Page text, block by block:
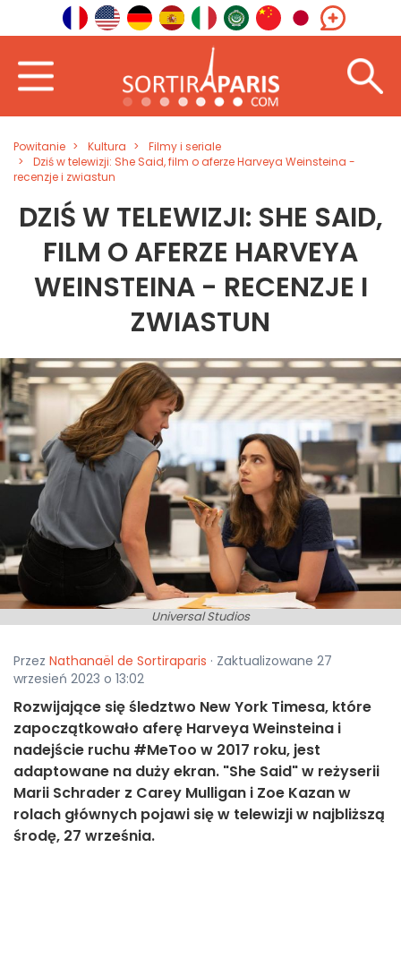
Powitanie Kultura
Filmy i seriale
Dziś w telewizji: She Said, film o aferze Harveya Weinsteina -
recenzje i zwiastun
DZIŚ W TELEWIZJI: SHE SAID,
FILM O AFERZE HARVEYA
WEINSTEINA - RECENZJE I
ZWIASTUN
Universal Studios
Przez Nathanaël de Sortiraparis · Zaktualizowane 27
wrzesień 2023 o 13:02
Rozwijające się śledztwo New York Timesa, które
zapoczątkowało aferę Harveya Weinsteina i
nadejście ruchu #MeToo w 2017 roku, jest
adaptowane na duży ekran. "She Said" w reżyserii
Marii Schrader z Carey Mulligan i Zoe Kazan w
rolach głównych pojawi się w telewizji w najbliższą
środę, 27 września.